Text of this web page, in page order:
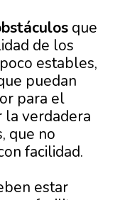
que
de los
estables,
puedan
para el
la verdadera
que no
facilidad.
estar